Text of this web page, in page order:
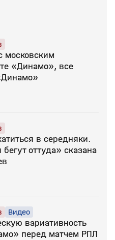
московским
«Динамо», все
в середняки.
оттуда» сказана
Видео
вариативность
перед матчем РПЛ